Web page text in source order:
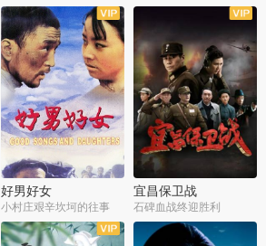
全9集
好男好女
小村庄艰辛坎坷的往事
全35集
宜昌保卫战
石碑血战终迎胜利
全40集 全25集